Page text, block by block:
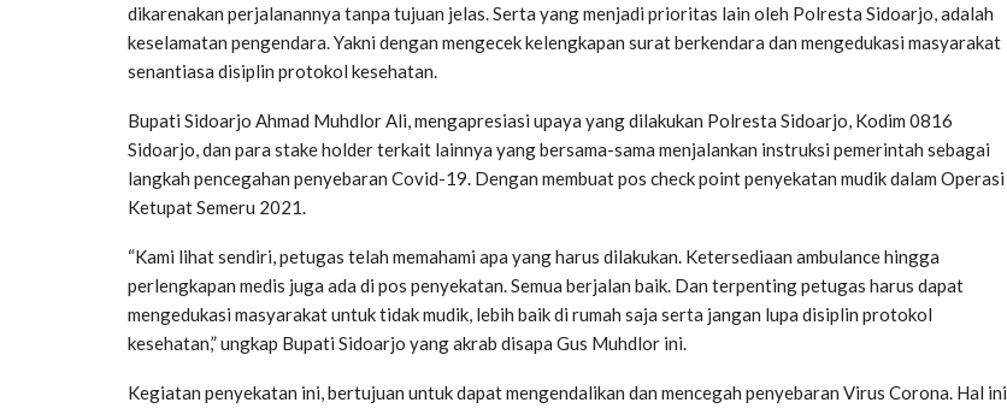
dikarenakan perjalanannya tanpa tujuan jelas. Serta yang menjadi prioritas lain oleh Polresta Sidoarjo, adalah
keselamatan pengendara. Yakni dengan mengecek kelengkapan surat berkendara dan mengedukasi masyarakat
senantiasa disiplin protokol kesehatan.
Bupati Sidoarjo Ahmad Muhdlor Ali, mengapresiasi upaya yang dilakukan Polresta Sidoarjo, Kodim 0816
Sidoarjo, dan para stake holder terkait lainnya yang bersama-sama menjalankan instruksi pemerintah sebagai
langkah pencegahan penyebaran Covid-19. Dengan membuat pos check point penyekatan mudik dalam Operasi
Ketupat Semeru 2021.
“Kami lihat sendiri, petugas telah memahami apa yang harus dilakukan. Ketersediaan ambulance hingga
perlengkapan medis juga ada di pos penyekatan. Semua berjalan baik. Dan terpenting petugas harus dapat
mengedukasi masyarakat untuk tidak mudik, lebih baik di rumah saja serta jangan lupa disiplin protokol
kesehatan,” ungkap Bupati Sidoarjo yang akrab disapa Gus Muhdlor ini.
Kegiatan penyekatan ini, bertujuan untuk dapat mengendalikan dan mencegah penyebaran Virus Corona. Hal ini